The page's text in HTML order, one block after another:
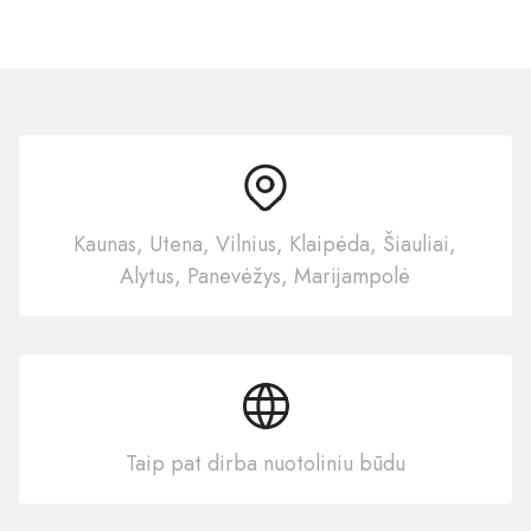
Kaunas, Utena, Vilnius, Klaipėda, Šiauliai,
Alytus, Panevėžys, Marijampolė
Taip pat dirba nuotoliniu būdu